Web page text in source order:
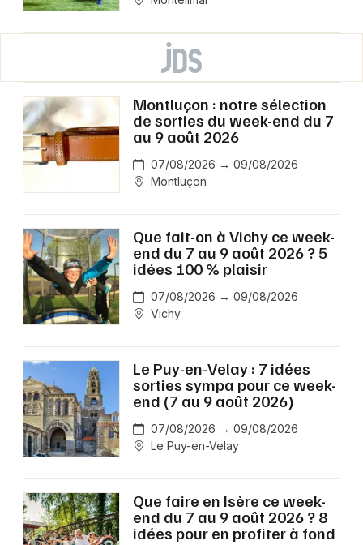
Montluçon : notre sélection
de sorties du week-end du 7
au 9 août 2026
07/08/2026 → 09/08/2026
Montluçon
Que fait-on à Vichy ce week-
end du 7 au 9 août 2026 ? 5
idées 100 % plaisir
07/08/2026 → 09/08/2026
Vichy
Le Puy-en-Velay : 7 idées
sorties sympa pour ce week-
end (7 au 9 août 2026)
07/08/2026 → 09/08/2026
Le Puy-en-Velay
Que faire en Isère ce week-
end du 7 au 9 août 2026 ? 8
idées pour en profiter à fond